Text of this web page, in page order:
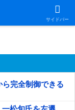
サイドバー
完全制御できる